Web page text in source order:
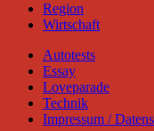
Region
Wirtschaft
Autotests
Essay
Loveparade
Technik
Impressum /